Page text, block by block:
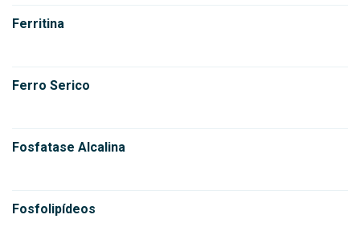
Ferritina
Ferro Serico
Fosfatase Alcalina
Fosfolipídeos